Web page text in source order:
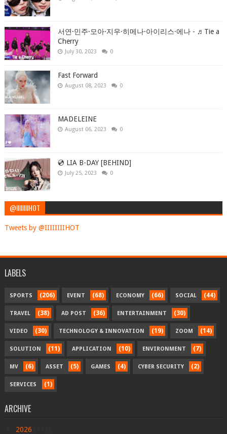
서연·민주·모아·지우·히메나·아이리스·에나 - ♬Tie a
Cherry
July 30, 2023 0
Fast Forward
August 08, 2023 0
MADELEINE
August 06, 2023 0
💿 LIA B-DAY [BEHIND]
July 25, 2023 0
@IIIIIIIIHOT
Tweets by @IIIIIIIIHOT
LABELS
SPORTS (206) EVENT (68) ECONOMY (66) SOCIAL (44)
TRAVEL (38) AD POST (36) ENTERTAINMENT (30)
VIDEO (30) TECHNOLOGY & INNOVATION (19) ZOOM (14)
SOLUTION (11) APPLICATION (10) ENVIRONMENT (7)
MV (6) ASSET (5) GAMES (4) CYBER SECURITY (2)
SERVICES (1)
ARCHIVE
2026